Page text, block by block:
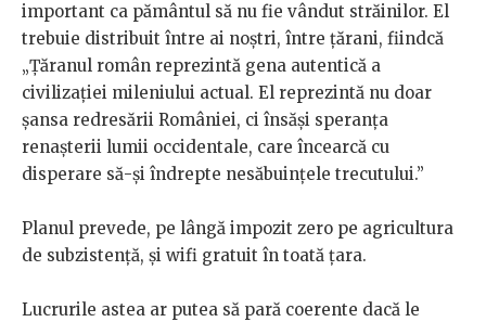
important ca pământul să nu fie vândut străinilor. El
trebuie distribuit între ai noștri, între țărani, fiindcă
„Țăranul român reprezintă gena autentică a
civilizației mileniului actual. El reprezintă nu doar
șansa redresării României, ci însăși speranța
renașterii lumii occidentale, care încearcă cu
disperare să-și îndrepte nesăbuințele trecutului.”
Planul prevede, pe lângă impozit zero pe agricultura
de subzistență, și wifi gratuit în toată țara.
Lucrurile astea ar putea să pară coerente dacă le